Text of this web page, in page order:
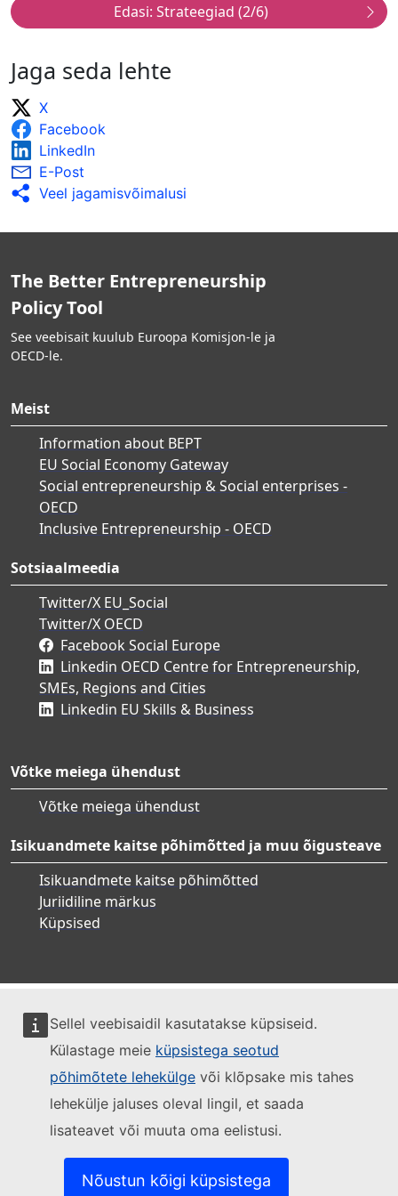
Sellel veebisaidil kasutatakse küpsiseid.
Külastage meie küpsistega seotud
põhimõtete lehekülge või klõpsake mis tahes
lehekülje jaluses oleval lingil, et saada
lisateavet või muuta oma eelistusi.
Nõustun kõigi küpsistega
järelevalve ja vahehindamise tulemustele.
järelhindamisi ja tulemustest antakse laialdaselt
profiile, näiteks kogutakse andmeid selliste
näitajate kohta nagu vanus, sugu, kutsealane
taust, varasem ettevõtluskogemus.
Järelevalve- ja hindamistulemustest antakse
laialdaselt teada ja neid kasutatakse teadlikkuse
Jaga seda lehte
X
Facebook
LinkedIn
E-Post
Veel jagamisvõimalusi
The Better Entrepreneurship
Policy Tool
See veebisait kuulub Euroopa Komisjon-le ja
OECD-le.
Meist
Information about BEPT
EU Social Economy Gateway
Social entrepreneurship & Social enterprises -
OECD
Inclusive Entrepreneurship - OECD
Sotsiaalmeedia
Twitter/X EU_Social
Twitter/X OECD
Facebook Social Europe
Linkedin OECD Centre for Entrepreneurship,
SMEs, Regions and Cities
Linkedin EU Skills & Business
Võtke meiega ühendust
Võtke meiega ühendust
Isikuandmete kaitse põhimõtted ja muu õigusteave
Isikuandmete kaitse põhimõtted
Juriidiline märkus
Küpsised